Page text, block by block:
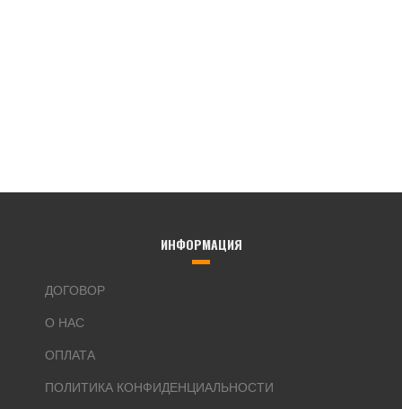
ИНФОРМАЦИЯ
ДОГОВОР
О НАС
ОПЛАТА
ПОЛИТИКА КОНФИДЕНЦИАЛЬНОСТИ